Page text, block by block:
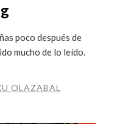
poco después de
mucho de lo leído.
OLAZABAL